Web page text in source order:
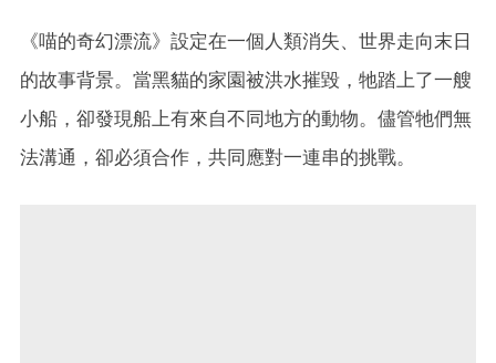
《喵的奇幻漂流》設定在一個人類消失、世界走向末日
的故事背景。當黑貓的家園被洪水摧毀，牠踏上了一艘
小船，卻發現船上有來自不同地方的動物。儘管牠們無
法溝通，卻必須合作，共同應對一連串的挑戰。